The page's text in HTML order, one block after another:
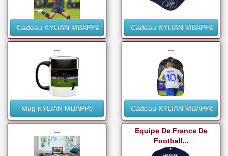
Cadeau KYLIAN MBAPPé Cadeau KYLIAN MBAPPé
...
Mug KYLIAN MBAPPé
...
Cadeau KYLIAN MBAPPé
...
Equipe De France De
Football...